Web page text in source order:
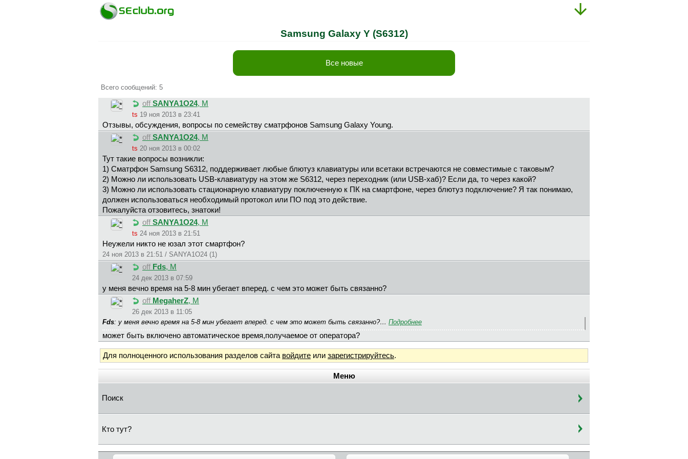
Samsung Galaxy Y (S6312)
Все новые
Всего сообщений: 5
off SANYA1O24, М
ts 19 ноя 2013 в 23:41
Отзывы, обсуждения, вопросы по семейству сматрфонов Samsung Galaxy Young.
off SANYA1O24, М
ts 20 ноя 2013 в 00:02
Тут такие вопросы возникли:
1) Сматрфон Samsung S6312, поддерживает любые блютуз клавиатуры или всетаки встречаются не совместимые с таковым?
2) Можно ли использовать USB-клавиатуру на этом же S6312, через переходник (или USB-хаб)? Если да, то через какой?
3) Можно ли использовать стационарную клавиатуру поключенную к ПК на смартфоне, через блютуз подключение? Я так понимаю,
должен использоваться необходимый протокол или ПО под это действие.
Пожалуйста отзовитесь, знатоки!
off SANYA1O24, М
ts 24 ноя 2013 в 21:51
Неужели никто не юзал этот смартфон?
24 ноя 2013 в 21:51 / SANYA1O24 (1)
off Fds, М
24 дек 2013 в 07:59
у меня вечно время на 5-8 мин убегает вперед. с чем это может быть связанно?
off MegaherZ, М
26 дек 2013 в 11:05
Fds: у меня вечно время на 5-8 мин убегает вперед. с чем это может быть связанно?… Подробнее
может быть включено автоматическое время,получаемое от оператора?
Для полноценного использования разделов сайта войдите или зарегистрируйтесь.
Меню
Поиск
Кто тут?